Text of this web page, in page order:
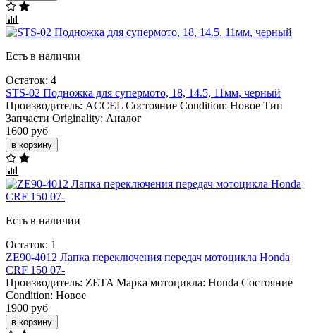
Есть в наличии
Остаток: 4
STS-02 Подножка для супермото, 18, 14.5, 11мм, черный
Производитель: ACCEL Состояние Condition: Новое Тип
Запчасти Originality: Аналог
1600 руб
в корзину
Есть в наличии
Остаток: 1
ZE90-4012 Лапка переключения передач мотоцикла Honda
CRF 150 07-
Производитель: ZETA Марка мотоцикла: Honda Состояние
Condition: Новое
1900 руб
в корзину